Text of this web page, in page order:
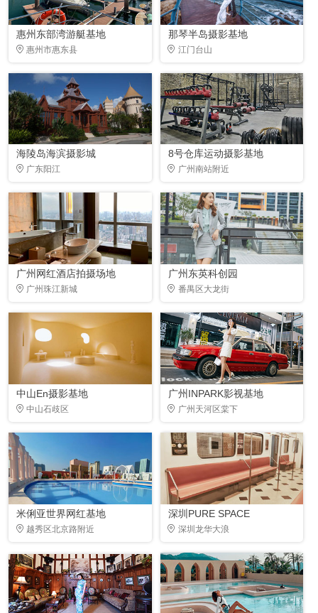
惠州东部湾游艇基地
惠州市惠东县
那琴半岛摄影基地
江门台山
海陵岛海滨摄影城
广东阳江
8号仓库运动摄影基地
广州南站附近
广州网红酒店拍摄场地
广州珠江新城
广州东英科创园
番禺区大龙街
中山En摄影基地
中山石歧区
广州INPARK影视基地
广州天河区棠下
米俐亚世界网红基地
越秀区北京路附近
深圳PURE SPACE
深圳龙华大浪